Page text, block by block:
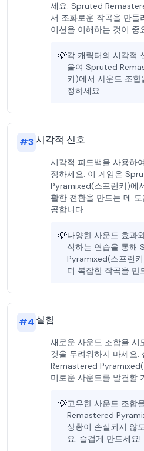
세요. Spruted
서 조화로운 작곡을 만들
이션을 이해하는 것이 중
💡각 캐릭터의 시각적
울여 Spruted
키)에서 사운드 조
정하세요.
#3시각적 신호
시각적 피드백을 사용하
정하세요. 이 게임은
Pyramixed(스프런키)에
활한 전환을 만드는 데
공합니다.
💡다양한 사운드 효과
식하는 연습을 통해
Pyramixed(스프런
더 복잡한 작곡을 만
#4 실험
새로운 사운드 조합을 시
것을 두려워하지 마세요
Remastered
미로운 사운드를 발견할
💡고유한 사운드 조합
Remastered
상황이 손실되지 않
요. 즐겁게 만드세요!